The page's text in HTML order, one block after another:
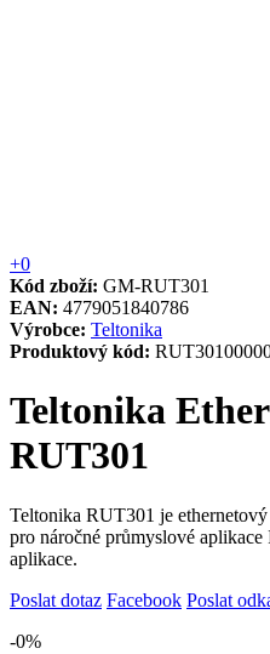
+0
Kód zboží: GM-RUT301
EAN: 4779051840786
Výrobce: Teltonika
Produktový kód:
Teltonika
RUT301
Teltonika RUT301 je
pro náročné průmyslové
aplikace.
Poslat dotaz Facebook Poslat
-0%